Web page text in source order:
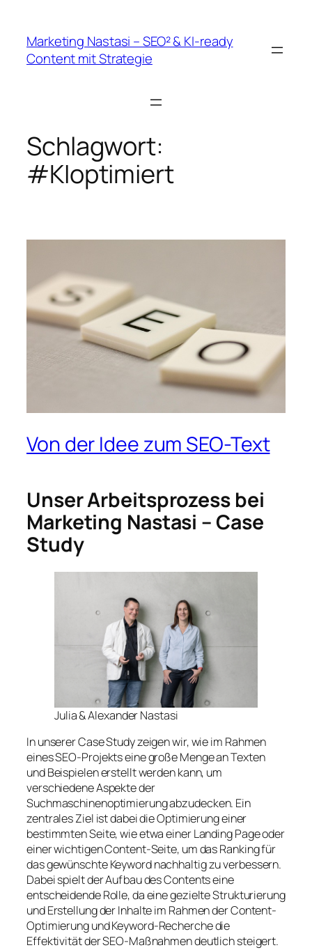
springen
Marketing Nastasi – SEO² & KI-ready
Content mit Strategie
Schlagwort:
#KIoptimiert
Von der Idee zum SEO-Text
Unser Arbeitsprozess bei
Marketing Nastasi – Case
Study
Julia & Alexander Nastasi
In unserer Case Study zeigen wir, wie im Rahmen
eines SEO-Projekts eine große Menge an Texten
und Beispielen erstellt werden kann, um
verschiedene Aspekte der
Suchmaschinenoptimierung abzudecken. Ein
zentrales Ziel ist dabei die Optimierung einer
bestimmten Seite, wie etwa einer Landing Page oder
einer wichtigen Content-Seite, um das Ranking für
das gewünschte Keyword nachhaltig zu verbessern.
Dabei spielt der Aufbau des Contents eine
entscheidende Rolle, da eine gezielte Strukturierung
und Erstellung der Inhalte im Rahmen der Content-
Optimierung und Keyword-Recherche die
Effektivität der SEO-Maßnahmen deutlich steigert.